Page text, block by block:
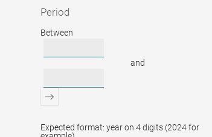
Period
Period
Between
and
Expected format: year on 4 digits (2024 for